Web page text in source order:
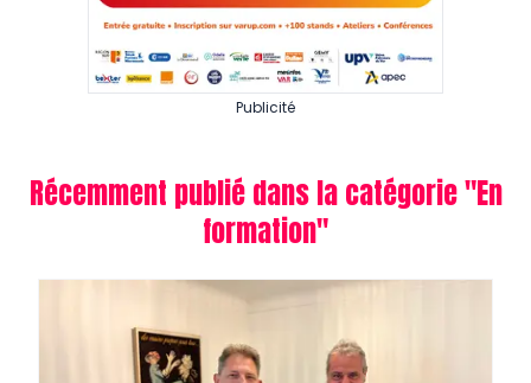
Publicité
Récemment publié dans la catégorie "En
formation"